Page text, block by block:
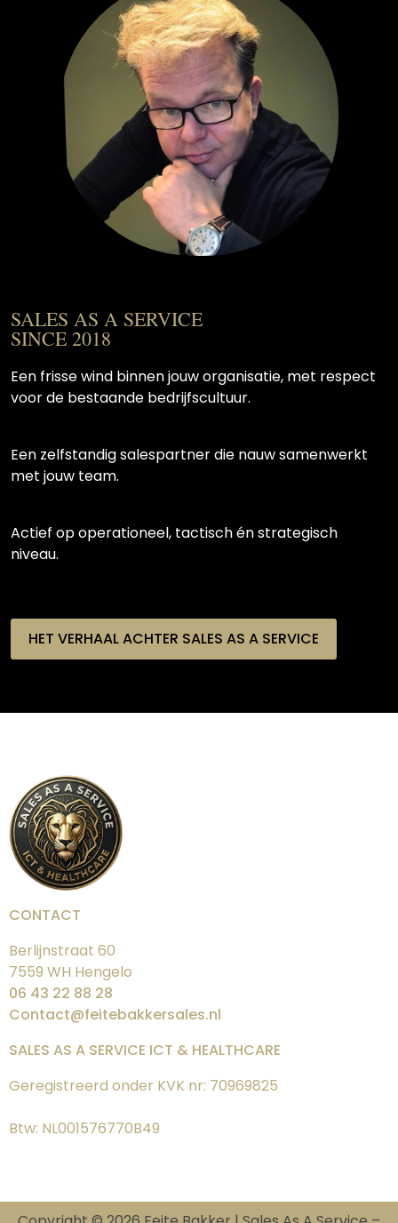
SALES AS A SERVICE
SINCE 2018
Een frisse wind binnen jouw organisatie, met respect
voor de bestaande bedrijfscultuur.
Een zelfstandig salespartner die nauw samenwerkt
met jouw team.
Actief op operationeel, tactisch én strategisch
niveau.
HET VERHAAL ACHTER SALES AS A SERVICE
CONTACT
Berlijnstraat 60
7559 WH Hengelo
06 43 22 88 28
Contact@feitebakkersales.nl
SALES AS A SERVICE ICT & HEALTHCARE
Geregistreerd onder KVK nr: 70969825
Btw: NL001576770B49